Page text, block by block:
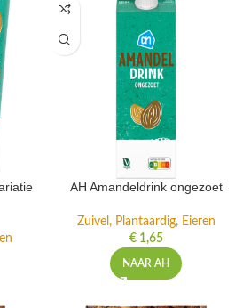
AH Amandeldrink ongezoet
Zuivel, Plantaardig, Eieren
€1,65
NAAR AH